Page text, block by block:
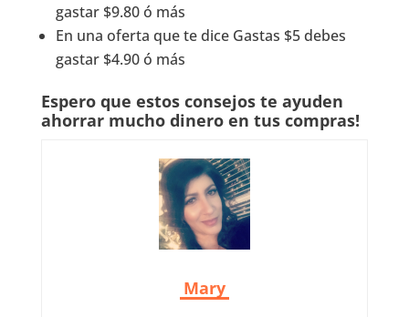
gastar $9.80 ó más
En una oferta que te dice Gastas $5 debes
gastar $4.90 ó más
Espero que estos consejos te ayuden
ahorrar mucho dinero en tus compras!
Mary